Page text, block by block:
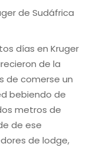
días en Kruger
de la
de comerse un
bebiendo de
metros de
de ese
de lodge,